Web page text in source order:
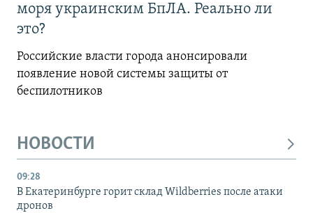
моря украинским БпЛА. Реально ли
это?
Российские власти города анонсировали
появление новой системы защиты от
беспилотников
НОВОСТИ
09:28
В Екатеринбурге горит склад Wildberries после атаки
дронов